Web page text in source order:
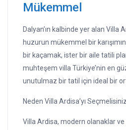
Mükemmel
Dalyan’ın kalbinde yer alan Villa
huzurun mükemmel bir
bir kaçamak, ister bir aile tatili
muhteşem villa Türkiye’nin en
unutulmaz bir tatil için ideal bir
Neden Villa Ardisa’yı
Villa Ardisa, modern olanaklar